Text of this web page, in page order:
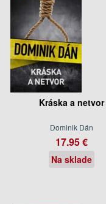
Kráska a netvor
Dominik Dán
17.95 €
Na sklade